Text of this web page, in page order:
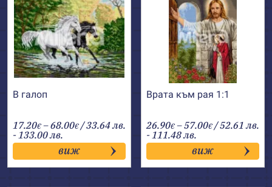
В галоп
17.20€ –68.00€Price
range:
17.20€
through
68.00€
/ 33.64 лв.
- 133.00 лв.
виж
Врата към рая 1:1
26.90€ –57.00€Price
range:
26.90€
through
57.00€
/ 52.61 лв.
- 111.48 лв.
виж